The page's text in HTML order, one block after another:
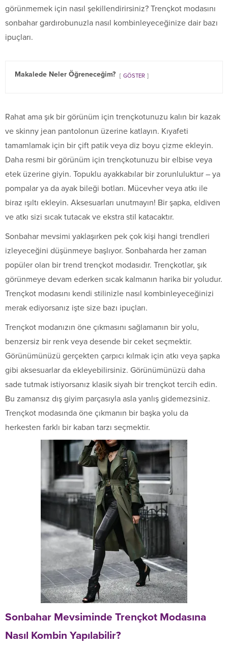
görünmemek için nasıl şekillendirirsiniz? Trençkot modasını
sonbahar gardırobunuzla nasıl kombinleyeceğinize dair bazı
ipuçları.
Makalede Neler Öğreneceğim? GÖSTER
Rahat ama şık bir görünüm için trençkotunuzu kalın bir kazak
ve skinny jean pantolonun üzerine katlayın. Kıyafeti
tamamlamak için bir çift patik veya diz boyu çizme ekleyin.
Daha resmi bir görünüm için trençkotunuzu bir elbise veya
etek üzerine giyin. Topuklu ayakkabılar bir zorunluluktur – ya
pompalar ya da ayak bileği botları. Mücevher veya atkı ile
biraz ışıltı ekleyin. Aksesuarları unutmayın! Bir şapka, eldiven
ve atkı sizi sıcak tutacak ve ekstra stil katacaktır.
Sonbahar mevsimi yaklaşırken pek çok kişi hangi trendleri
izleyeceğini düşünmeye başlıyor. Sonbaharda her zaman
popüler olan bir trend trençkot modasıdır. Trençkotlar, şık
görünmeye devam ederken sıcak kalmanın harika bir yoludur.
Trençkot modasını kendi stilinizle nasıl kombinleyeceğinizi
merak ediyorsanız işte size bazı ipuçları.
Trençkot modanızın öne çıkmasını sağlamanın bir yolu,
benzersiz bir renk veya desende bir ceket seçmektir.
Görünümünüzü gerçekten çarpıcı kılmak için atkı veya şapka
gibi aksesuarlar da ekleyebilirsiniz. Görünümünüzü daha
sade tutmak istiyorsanız klasik siyah bir trençkot tercih edin.
Bu zamansız dış giyim parçasıyla asla yanlış gidemezsiniz.
Trençkot modasında öne çıkmanın bir başka yolu da
herkesten farklı bir kaban tarzı seçmektir.
Sonbahar Mevsiminde Trençkot Modasına
Nasıl Kombin Yapılabilir?